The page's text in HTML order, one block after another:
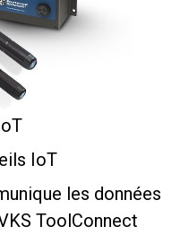
IoT
les données
ToolConnect